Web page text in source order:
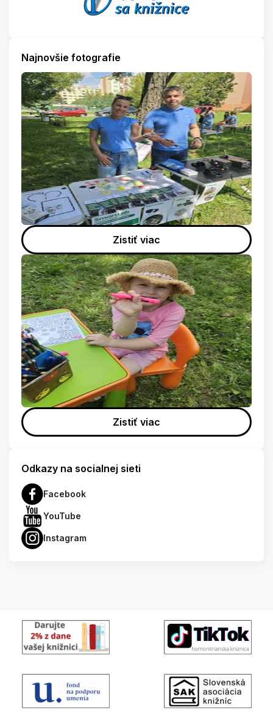
Najnovšie fotografie
Zistiť viac
Zistiť viac
Odkazy na socialnej sieti
Facebook
YouTube
Instagram